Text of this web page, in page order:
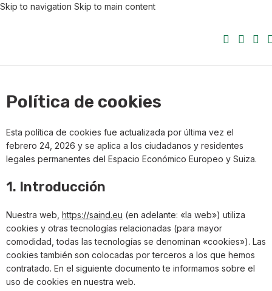
Skip to navigation Skip to main content
Política de cookies
Esta política de cookies fue actualizada por última vez el
febrero 24, 2026 y se aplica a los ciudadanos y residentes
legales permanentes del Espacio Económico Europeo y Suiza.
1. Introducción
Nuestra web, https://saind.eu (en adelante: «la web») utiliza
cookies y otras tecnologías relacionadas (para mayor
comodidad, todas las tecnologías se denominan «cookies»). Las
cookies también son colocadas por terceros a los que hemos
contratado. En el siguiente documento te informamos sobre el
uso de cookies en nuestra web.